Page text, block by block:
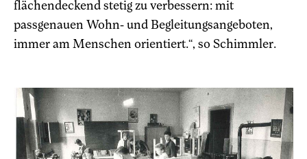
flächendeckend stetig zu verbessern: mit
passgenauen Wohn- und Begleitungsangeboten,
immer am Menschen orientiert.“, so Schimmler.